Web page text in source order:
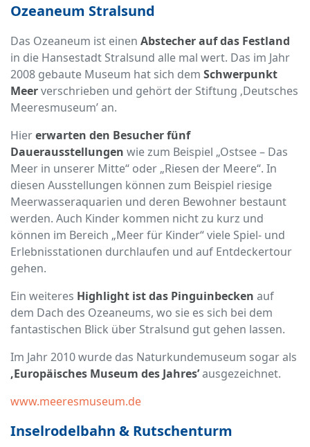
Ozeaneum Stralsund
Das Ozeaneum ist einen Abstecher auf das Festland
in die Hansestadt Stralsund alle mal wert. Das im Jahr
2008 gebaute Museum hat sich dem Schwerpunkt
Meerverschrieben und gehört der Stiftung ‚Deutsches
Meeresmuseum’ an.
Hiererwarten den Besucher fünf
Dauerausstellungen wie zum Beispiel „Ostsee – Das
Meer in unserer Mitte“ oder „Riesen der Meere“. In
diesen Ausstellungen können zum Beispiel riesige
Meerwasseraquarien und deren Bewohner bestaunt
werden. Auch Kinder kommen nicht zu kurz und
können im Bereich „Meer für Kinder“ viele Spiel- und
Erlebnisstationen durchlaufen und auf Entdeckertour
gehen.
Ein weiteres Highlight ist das Pinguinbecken auf
dem Dach des Ozeaneums, wo sie es sich bei dem
fantastischen Blick über Stralsund gut gehen lassen.
Im Jahr 2010 wurde das Naturkundemuseum sogar als
‚Europäisches Museum des Jahres’ausgezeichnet.
www.meeresmuseum.de
Inselrodelbahn & Rutschenturm